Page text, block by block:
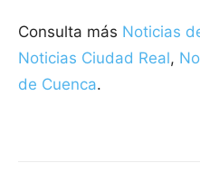
Consulta más Noticias
Noticias Ciudad Real,
de Cuenca.